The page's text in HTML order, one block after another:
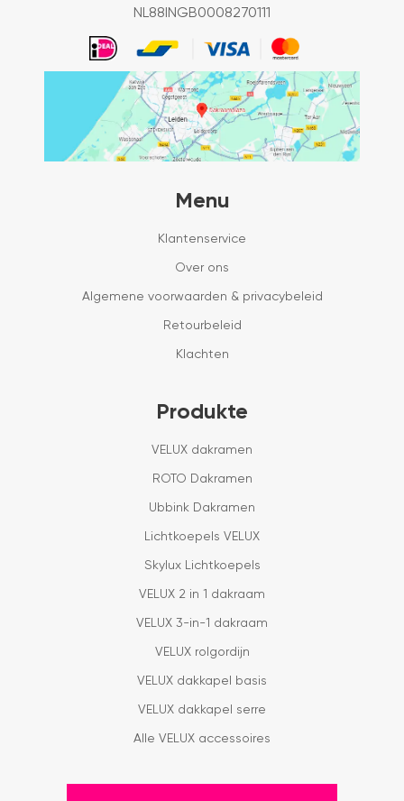
NL88INGB0008270111
Menu
Klantenservice
Over ons
Algemene voorwaarden & privacybeleid
Retourbeleid
Klachten
Produkte
VELUX dakramen
ROTO Dakramen
Ubbink Dakramen
Lichtkoepels VELUX
Skylux Lichtkoepels
VELUX 2 in 1 dakraam
VELUX 3-in-1 dakraam
VELUX rolgordijn
VELUX dakkapel basis
VELUX dakkapel serre
Alle VELUX accessoires